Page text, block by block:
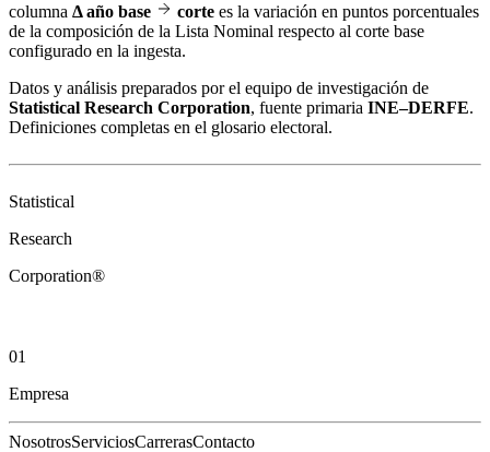
columna Δ año base corte es la variación en puntos porcentuales
de la composición de la Lista Nominal respecto al corte base
configurado en la ingesta.
Datos y análisis preparados por el equipo de investigación de
Statistical Research Corporation, fuente primaria INE–DERFE.
Definiciones completas en el glosario electoral.
Statistical
Research
Corporation®
01
Empresa
NosotrosServiciosCarrerasContacto